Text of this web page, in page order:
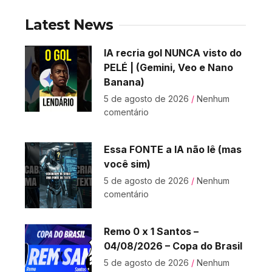
Latest News
IA recria gol NUNCA visto do
PELÉ | (Gemini, Veo e Nano
Banana)
5 de agosto de 2026 Nenhum
comentário
Essa FONTE a IA não lê (mas
você sim)
5 de agosto de 2026 Nenhum
comentário
Remo 0 x 1 Santos –
04/08/2026 – Copa do Brasil
5 de agosto de 2026 Nenhum